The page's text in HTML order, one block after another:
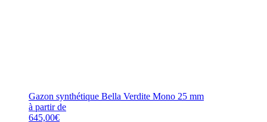
Gazon synthétique Bella Verdite Mono 25 mm
à partir de
645,00€